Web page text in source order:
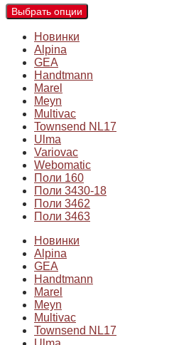
Выбрать опции
Новинки
Alpina
GEA
Handtmann
Marel
Meyn
Multivac
Townsend NL17
Ulma
Variovac
Webomatic
Поли 160
Поли 3430-18
Поли 3462
Поли 3463
Новинки
Alpina
GEA
Handtmann
Marel
Meyn
Multivac
Townsend NL17